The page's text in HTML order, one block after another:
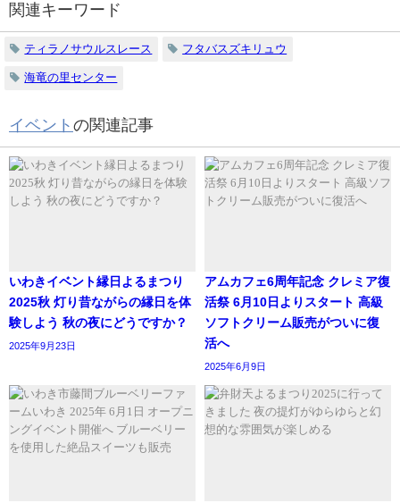
関連キーワード
ティラノサウルスレース フタバスズキリュウ
海竜の里センター
イベント の関連記事
いわきイベント縁日よるまつり
2025秋 灯り昔ながらの縁日を体
験しよう 秋の夜にどうですか？
2025年9月23日
アムカフェ6周年記念 クレミア復
活祭 6月10日よりスタート 高級
ソフトクリーム販売がついに復
活へ
2025年6月9日